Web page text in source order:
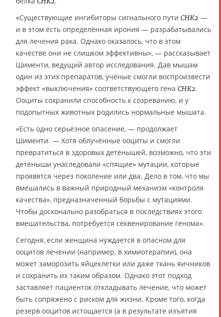
«Существующие ингибиторы сигнального пути CHK2 —
и в этом есть определённая ирония — разрабатывались
для лечения рака. Однако оказалось, что в этом
качестве они не слишком эффективны», — рассказывает
Шименти, ведущий автор исследования. Дав мышам
один из этих препаратов, учёные смогли воспроизвести
эффект «выключения» соответствующего гена CHK2.
Ооциты сохранили способность к созреванию, и у
подопытных животных родились нормальные мышата.
«Есть одно серьёзное опасение, — продолжает
Шименти. — Хотя облучённые ооциты и смогли
превратиться в здоровых детёнышей, возможно, что эти
детёныши унаследовали «спящие» мутации, которые
проявятся через поколение или два. Дело в том, что мы
вмешались в важный природный механизм «контроля
качества», предназначенный борьбы с мутациями.
Чтобы досконально разобраться в последствиях этого
вмешательства, потребуется секвенирование генома».
Сегодня, если женщина нуждается в опасном для
ооцитов лечении (например, в химиотерапии), она
может заморозить яйцеклетки или даже ткань яичников
и сохранить их таким образом. Однако этот подход
заставляет пациенток откладывать лечение, что может
быть сопряжено с риском для жизни. Кроме того, когда
резерв ооцитов истощается (а в результате изъятия